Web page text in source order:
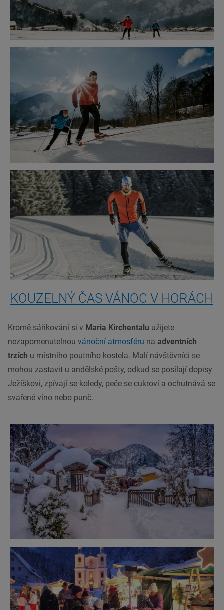
KOUZELNÝ ČAS VÁNOC V HORÁCH
Kromě sáňkování si v Maria Kirchentalu užijete
nezapomenutelnou vánoční atmosféru na adventních
trzích u místního poutního kostela. Malí návštěvníci se
mohou zastavit u andělské pošty, odkud se posílají dopisy
Ježíškovi, zpívají se koledy, peče se cukroví a ochutnává se
svařené víno nebo punč.